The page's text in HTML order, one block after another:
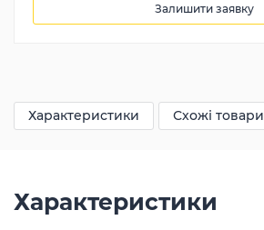
Залишити заявку
Характеристики Схожі товари
Характеристики